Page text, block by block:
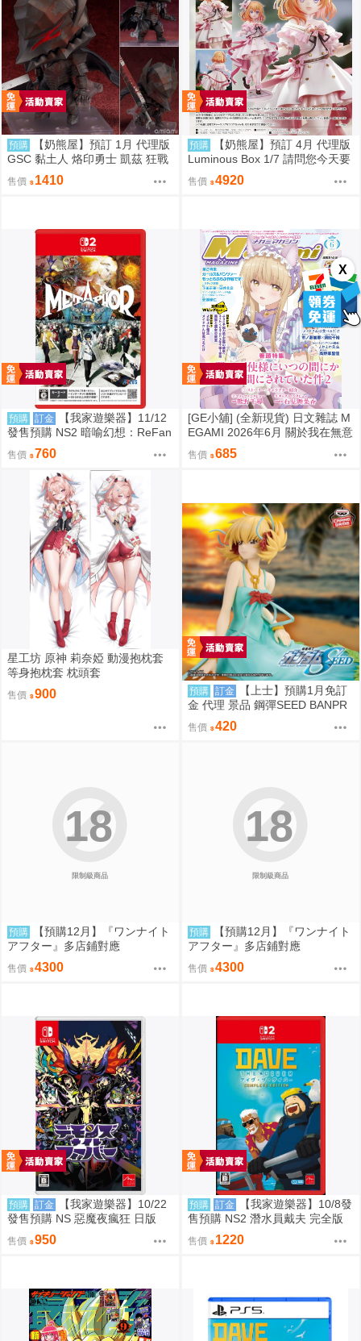
X
預購
【奶熊屋】預訂 1月 代理版
GSC 黏土人 烙印勇士 凱茲 狂戰
士鎧甲Ver BLOOD EDITION 090
5
售價 1410
預購
【奶熊屋】預訂 4月 代理版
Luminous Box 1/7 請問您今天要
來點兔子嗎？ 心愛 禮服Ver 0905
售價 4920
預購 訂金
【我家遊樂器】11/12
發售預購 NS2 暗喻幻想：ReFan
tazio 鑰匙卡 日版
售價 760
[GE小舖] (全新現貨) 日文雜誌 M
EGAMI 2026年6月 關於我在無意
間被隔壁的天使變成廢柴這件事
椎名真晝
售價 685
星工坊 原神 莉奈婭 動漫抱枕套
等身抱枕套 枕頭套
售價 900 預購 訂金
【上士】預購1月免訂
金 代理 景品 鋼彈SEED BANPR
ESTO EVOLVE 卡佳里·由拉·阿
斯哈 曉之車
售價 420
限制級商品
18
預購
【預購12月】『ワンナイト
アフター』多店鋪對應
售價 4300
限制級商品
18
預購
【預購12月】『ワンナイト
アフター』多店鋪對應
售價 4300
預購 訂金
【我家遊樂器】10/22
發售預購 NS 惡魔夜瘋狂 日版
售價 950
預購 訂金
【我家遊樂器】10/8發
售預購 NS2 潛水員戴夫 完全版
日版
售價 1220